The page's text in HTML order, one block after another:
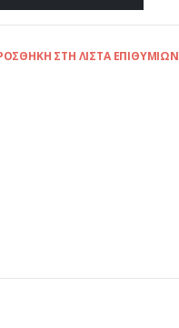
ΣΤΗ ΛΊΣΤΑ ΕΠΙΘΥΜΙΏΝ